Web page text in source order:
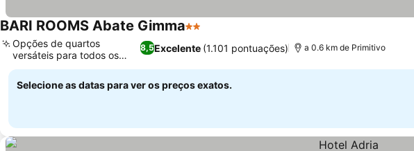
BARI ROOMS Abate Gimma2 Estrelas
8,5Excelente (1.101 pontuações)
Opções de quartos
versáteis para todos os
viajantes
a 0.6 km de Primitivo
Selecione as datas para ver os preços exatos.